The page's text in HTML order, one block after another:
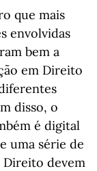
que mais
envolvidas
bem a
em Direito
disso, o
é digital
uma série de
Direito devem